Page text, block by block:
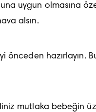
uygun olmasına
alsın.
önceden
mutlaka bebeğin